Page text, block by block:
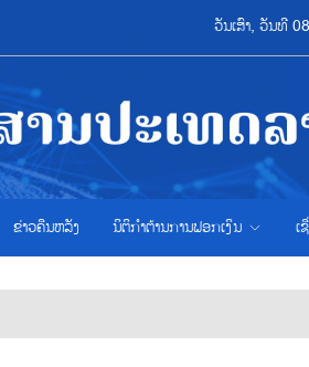
ວັນເສົາ, ວັນທີ
ຂ່າວຄືນຫລັງ ນິຕິກຳຕ້ານການຟອກເງິນ ເ